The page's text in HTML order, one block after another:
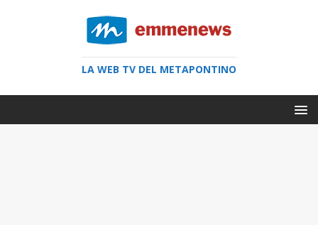
LA WEB TV DEL METAPONTINO